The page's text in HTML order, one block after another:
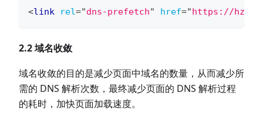
<link rel="dns-prefetch" href=" https://
2.2 域名收敛
域名收敛的目的是减少页面中域名的数量，从而减少所
需的 DNS 解析次数，最终减少页面的 DNS 解析过程
的耗时，加快页面加载速度。